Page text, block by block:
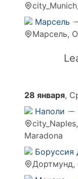
Марсель
Марсель,
28 января,
Наполи
Maradona
Боруссия
Дортмунд,